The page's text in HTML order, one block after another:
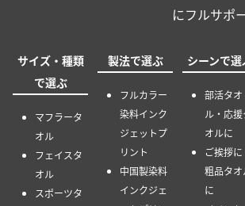
にフルサポ
サイズ・種類
で選ぶ
マフラータ
オル
フェイスタ
オル
スポーツタ
製法で選ぶ
フルカラー
染料インク
ジェットプ
リント
中国製染料
インクジェ
シーンで選
部活タオ
ル・応援
オルに
ご挨拶に
粗品タオ
に